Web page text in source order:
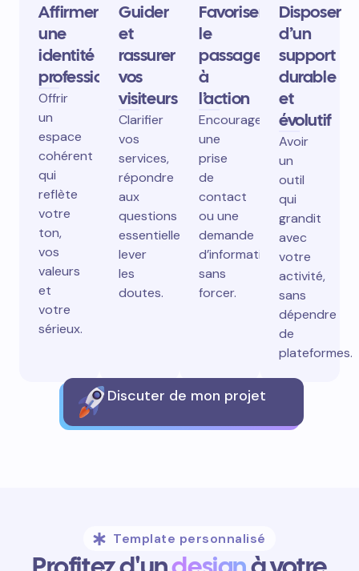
Affirmer
une
identité
professionnelle
Offrir
un
espace
cohérent
qui
reflète
votre
ton,
vos
valeurs
et
votre
sérieux.
Guider
et
rassurer
vos
visiteurs
Clarifier
vos
services,
répondre
aux
questions
essentielles,
lever
les
doutes.
Favoriser
le
passage
à
l’action
Encourager
une
prise
de
contact
ou une
demande
d’information
sans
forcer.
Disposer
d’un
support
durable
et
évolutif
Avoir
un
outil
qui
grandit
avec
votre
activité,
sans
dépendre
de
plateformes.
Discuter de mon projet
Template personnalisé